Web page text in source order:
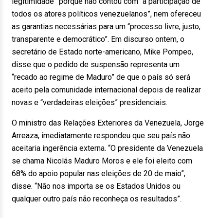
todos os atores políticos venezuelanos”, nem ofereceu
as garantias necessárias para um “processo livre, justo,
transparente e democrático”. Em discurso ontem, o
secretário de Estado norte-americano, Mike Pompeo,
disse que o pedido de suspensão representa um
“recado ao regime de Maduro” de que o país só será
aceito pela comunidade internacional depois de realizar
novas e “verdadeiras eleições” presidenciais.
O ministro das Relações Exteriores da Venezuela, Jorge
Arreaza, imediatamente respondeu que seu país não
aceitaria ingerência externa. “O presidente da Venezuela
se chama Nicolás Maduro Moros e ele foi eleito com
68% do apoio popular nas eleições de 20 de maio”,
disse. “Não nos importa se os Estados Unidos ou
qualquer outro país não reconheça os resultados”.